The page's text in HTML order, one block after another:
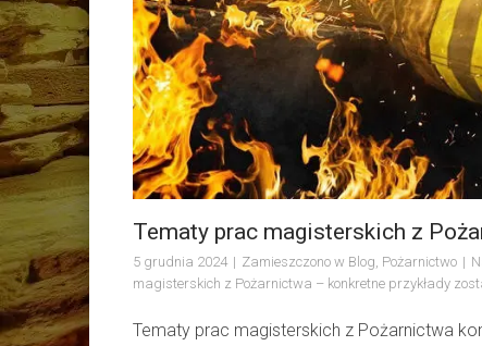
Tematy prac magisterskich z
5 grudnia 2024 Zamieszczono w Blog, Pożarnictwo
magisterskich z Pożarnictwa – konkretne przykłady
Tematy prac magisterskich z Pożarnictwa